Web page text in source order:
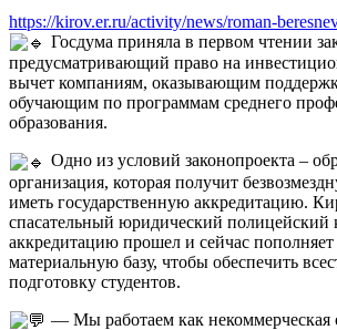
https://kirov.er.ru/activity/news/roman-
Госдума приняла в первом чтении
предусматривающий право на
вычет компаниям, оказывающим
обучающим по программам среднего
образования.
Одно из условий законопроекта –
организация, которая получит
иметь государственную аккредитацию.
спасательный юридический полицейский
аккредитацию прошел и сейчас
материальную базу, чтобы обеспечить
подготовку студентов.
— Мы работаем как некоммерческая